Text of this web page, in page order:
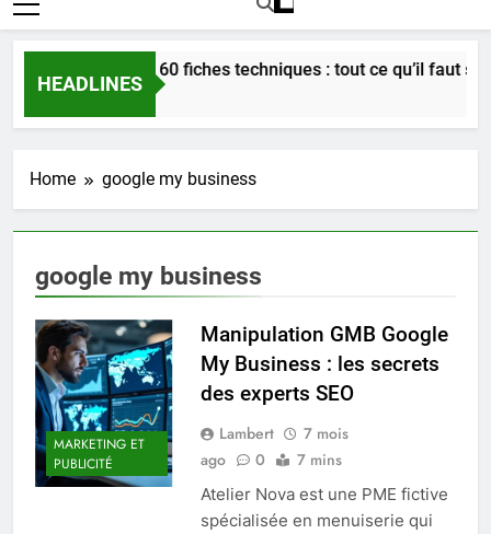
HEADLINES
Bordeaux en 60 fiches techniques : tout ce qu’il faut
3 Semaines Ago
Home google my business
google my business
MARKETING ET
PUBLICITÉ
Manipulation GMB Google
My Business : les secrets
des experts SEO
Lambert
7 mois
ago
0 7 mins
Atelier Nova est une PME fictive
spécialisée en menuiserie qui